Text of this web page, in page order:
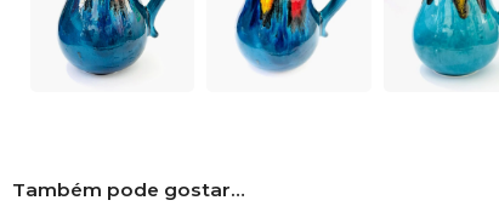
Também pode gostar…